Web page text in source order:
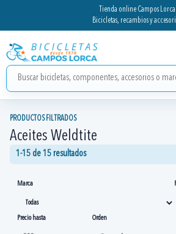
Tienda online Campos Lorca
Bicicletas, recambios y
PRODUCTOS FILTRADOS
Aceites Weldtite
1-15 de 15 resultados
Marca
Precio hasta Orden